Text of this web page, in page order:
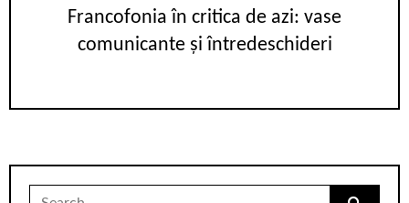
Francofonia în critica de azi: vase
comunicante și întredeschideri
Search